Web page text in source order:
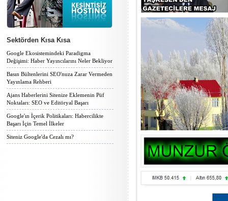
Sektörden Kısa Kısa
Google Ekosistemindeki Paradigma
Değişimi: Haber Yayıncılarını Neler Bekliyor
Basın Bültenlerini SEO'nuza Zarar Vermeden
Yayınlama Rehberi
Ajans Haberlerini Sitenize Eklemenin Püf
Noktaları: SEO ve Editöryal Başarı
Google'ın İçerik Politikaları: Habercilikte
Başarı İçin Temel İlkeler
Siteniz Google'da Cezalı mı?